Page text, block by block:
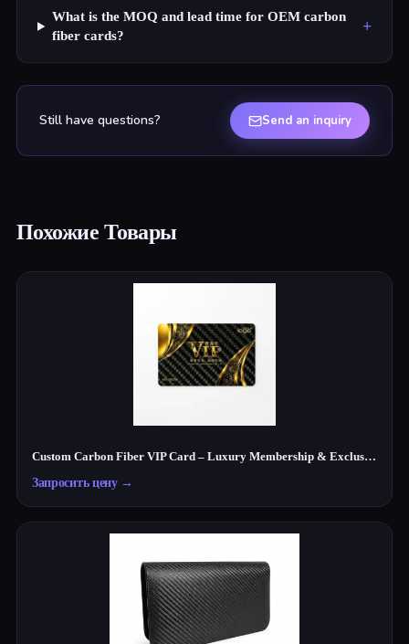
What is the MOQ and lead time for OEM carbon
fiber cards?
+
Still have questions? Send an inquiry
Похожие Товары
Custom Carbon Fiber VIP Card – Luxury Membership & Exclusive Club Card
Запросить цену→